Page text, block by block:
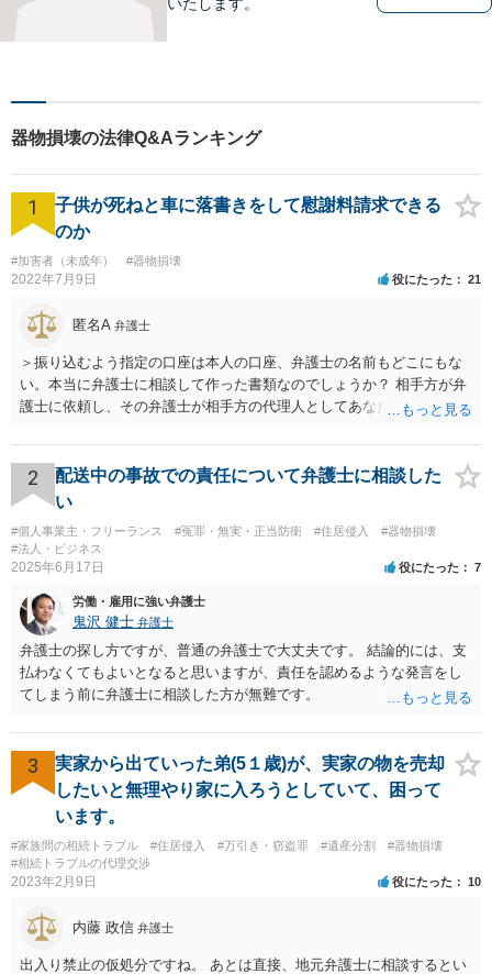
器物損壊の法律Q&Aランキング
1
子供が死ねと車に落書きをして慰謝料請求できる
のか
#加害者（未成年） #器物損壊
2022年7月9日 役にたった 21
匿名A 弁護士
＞振り込むよう指定の口座は本人の口座、弁護士の名前もどこにもな
い。本当に弁護士に相談して作った書類なのでしょうか？ 相手方が弁
護士に依頼し、その弁護士が相手方の代理人としてあなたと交渉し、
るかと思いますが、「弁護士に相談して作成」しただけであれば、弁
護士の名前は出てきません。 ＞慰謝料（死ねと書かれ精神的苦痛生活
に支障をきたした） ＞車の修理代 ＞監視カメラ代 のうち、修理代の
いくら請求されているのでしょうか？
2
配送中の事故での責任について弁護士に相談した
い
#個人事業主・フリーランス #冤罪・無実・正当防衛 #住居侵入
#器物損壊
#法人・ビジネス
2025年6月17日 役にたった 7
労働・雇用に強い弁護士
鬼沢 健士 弁護士
弁護士の探し方ですが、普通の弁護士で大丈夫です。 結論的には、支
払わなくてもよいとなると思いますが、責任を認めるような発言をし
てしまう前に弁護士に相談した方が無難です。
3
実家から出ていった弟(5１歳)が、実家の物を売却
したいと無理やり家に入ろうとしていて、困って
います。
#家族間の相続トラブル #住居侵入 #万引き・窃盗罪 #遺産分割
#器物損壊
#相続トラブルの代理交渉
2023年2月9日 役にたった 10
内藤 政信 弁護士
出入り禁止の仮処分ですね。 あとは直接、地元弁護士に相談するとい